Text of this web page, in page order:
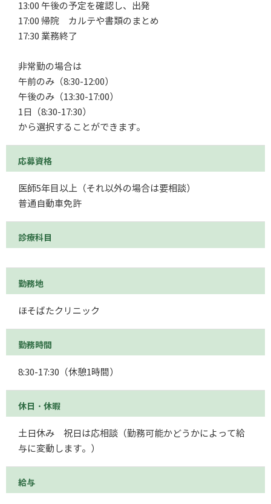
13:00 午後の予定を確認し、出発
17:00 帰院 カルテや書類のまとめ
17:30 業務終了
非常勤の場合は
午前のみ（8:30-12:00）
午後のみ（13:30-17:00）
1日（8:30-17:30）
から選択することができます。
応募資格
医師5年目以上（それ以外の場合は要相談）
普通自動車免許
診療科目
勤務地
ほそばたクリニック
勤務時間
8:30-17:30（休憩1時間）
休日・休暇
土日休み 祝日は応相談（勤務可能かどうかによって給
与に変動します。）
給与